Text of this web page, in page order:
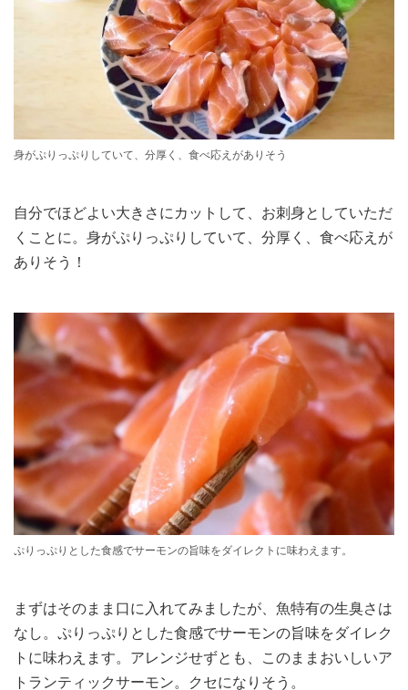
身がぷりっぷりしていて、分厚く、食べ応えがありそう
自分でほどよい大きさにカットして、お刺身としていただ
くことに。身がぷりっぷりしていて、分厚く、食べ応えが
ありそう！
ぷりっぷりとした食感でサーモンの旨味をダイレクトに味わえます。
まずはそのまま口に入れてみましたが、魚特有の生臭さは
なし。ぷりっぷりとした食感でサーモンの旨味をダイレク
トに味わえます。アレンジせずとも、このままおいしいア
トランティックサーモン。クセになりそう。